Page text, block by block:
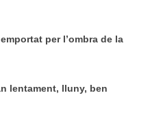
per l’ombra de la
lentament, lluny, ben